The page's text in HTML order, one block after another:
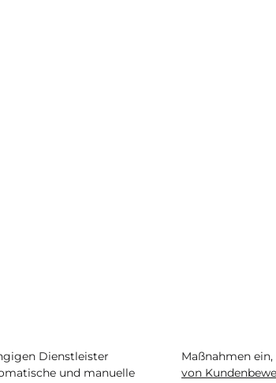
Dienstleister
und manuelle
Maßnahmen
von